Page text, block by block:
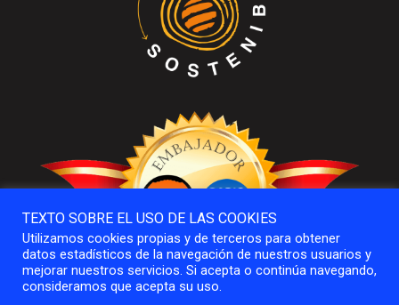
TEXTO SOBRE EL USO DE LAS COOKIES
Utilizamos cookies propias y de terceros para obtener
datos estadísticos de la navegación de nuestros usuarios y
mejorar nuestros servicios. Si acepta o continúa navegando,
consideramos que acepta su uso.